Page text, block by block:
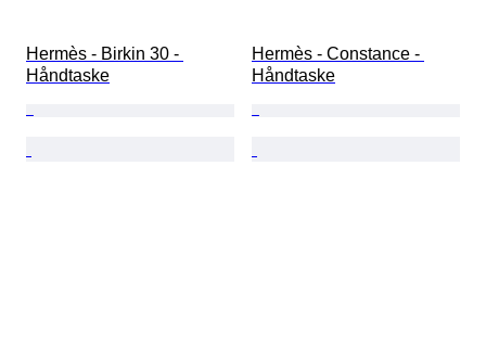
Hermès - Birkin 30 -
Håndtaske
Hermès - Constance -
Håndtaske